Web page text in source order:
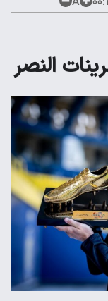
النصر